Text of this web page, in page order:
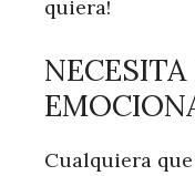
quiera!
Cualquiera